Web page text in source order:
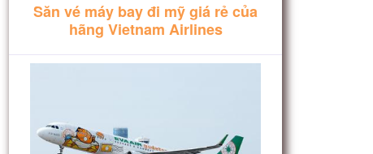
Săn vé máy bay đi mỹ giá rẻ của
hãng Vietnam Airlines